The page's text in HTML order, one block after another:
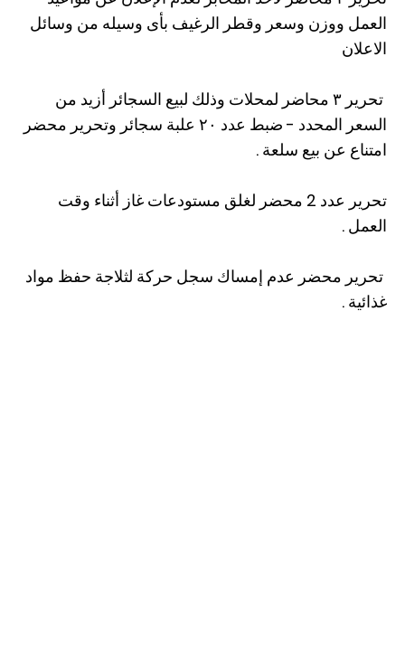
العمل ووزن وسعر وقطر الرغيف بأى وسيله من وسائل
الاعلان
تحرير ٣ محاضر لمحلات وذلك لبيع السجائر أزيد من
السعر المحدد - ضبط عدد ٢٠ علبة سجائر وتحرير محضر
امتناع عن بيع سلعة .
تحرير عدد 2 محضر لغلق مستودعات غاز أثناء وقت
العمل .
تحرير محضر عدم إمساك سجل حركة لثلاجة حفظ مواد
غذائية .